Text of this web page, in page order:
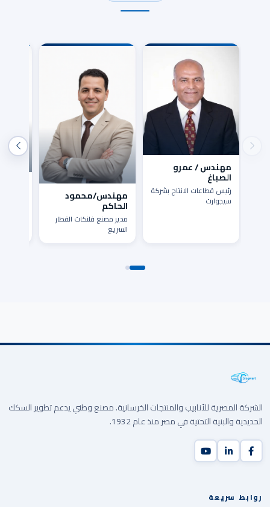
مهندس / عمرو
الصباغ
رئيس قطاعات الانتاج بشركة
سيجوارت مهندس/محمود
الحاكم
مدير مصنع فلنكات القطار
السريع
الشركة المصرية للأنابيب والمنتجات الخرسانية. مصنع وطني يدعم تطوير السكك
الحديدية والبنية التحتية في مصر منذ عام 1932.
روابط سريعة